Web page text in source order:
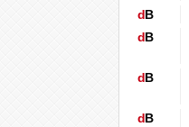
dB
dB
dB
dB